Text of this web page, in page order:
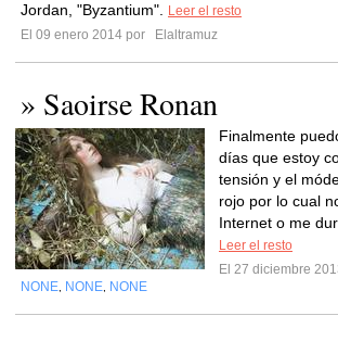
Jordan, "Byzantium".
Leer el resto
El 09 enero 2014 por
Elaltramuz
» Saoirse Ronan
Finalmente
días que estoy
tensión y el
rojo por lo cual
Internet o me
Leer el resto
El 27 diciembre
NONE NONE NONE